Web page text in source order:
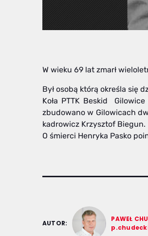
W wieku 69 lat zmarł
Był osobą którą określa się
Koła PTTK Beskid
zbudowano w Gilowicach
kadrowicz Krzysztof Biegun.
O śmierci Henryka Pasko
AUTOR:
PAWEŁ